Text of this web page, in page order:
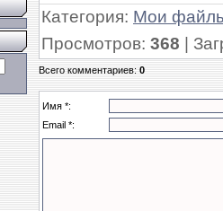
Категория: Мои
Просмотров: 368 |
Всего комментариев:0
Имя *:
Email *: